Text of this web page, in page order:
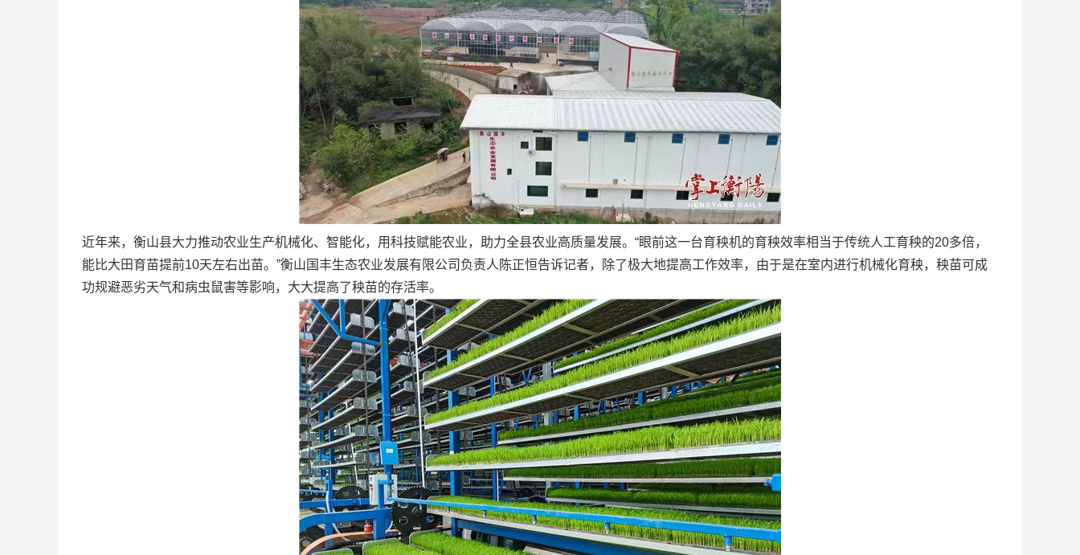
近年来，衡山县大力推动农业生产机械化、智能化，用科技赋能农业，助力全县农业高质量发展。“眼前这一台育秧机的育秧效率相当于传统人工育秧的20多倍，
能比大田育苗提前10天左右出苗。”衡山国丰生态农业发展有限公司负责人陈正恒告诉记者，除了极大地提高工作效率，由于是在室内进行机械化育秧，秧苗可成
功规避恶劣天气和病虫鼠害等影响，大大提高了秧苗的存活率。